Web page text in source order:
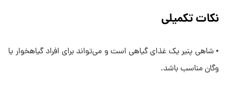
نکات تکمیلی
• شاهی پنیر یک غذای گیاهی است و می‌تواند برای افراد گیاهخوار یا
وگان مناسب باشد.